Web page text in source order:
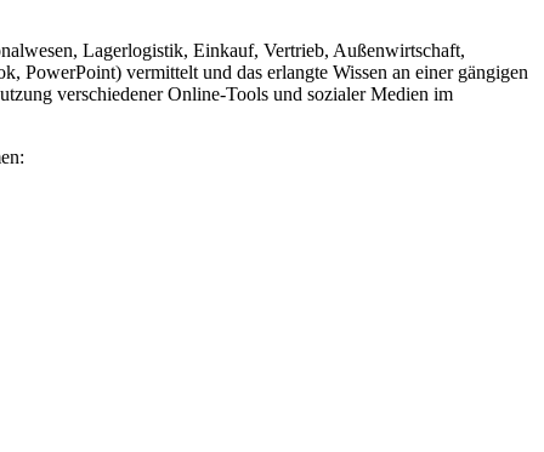
Lagerlogistik, Einkauf, Vertrieb, Außenwirtschaft,
PowerPoint) vermittelt und das erlangte Wissen an einer gängigen
verschiedener Online-Tools und sozialer Medien im